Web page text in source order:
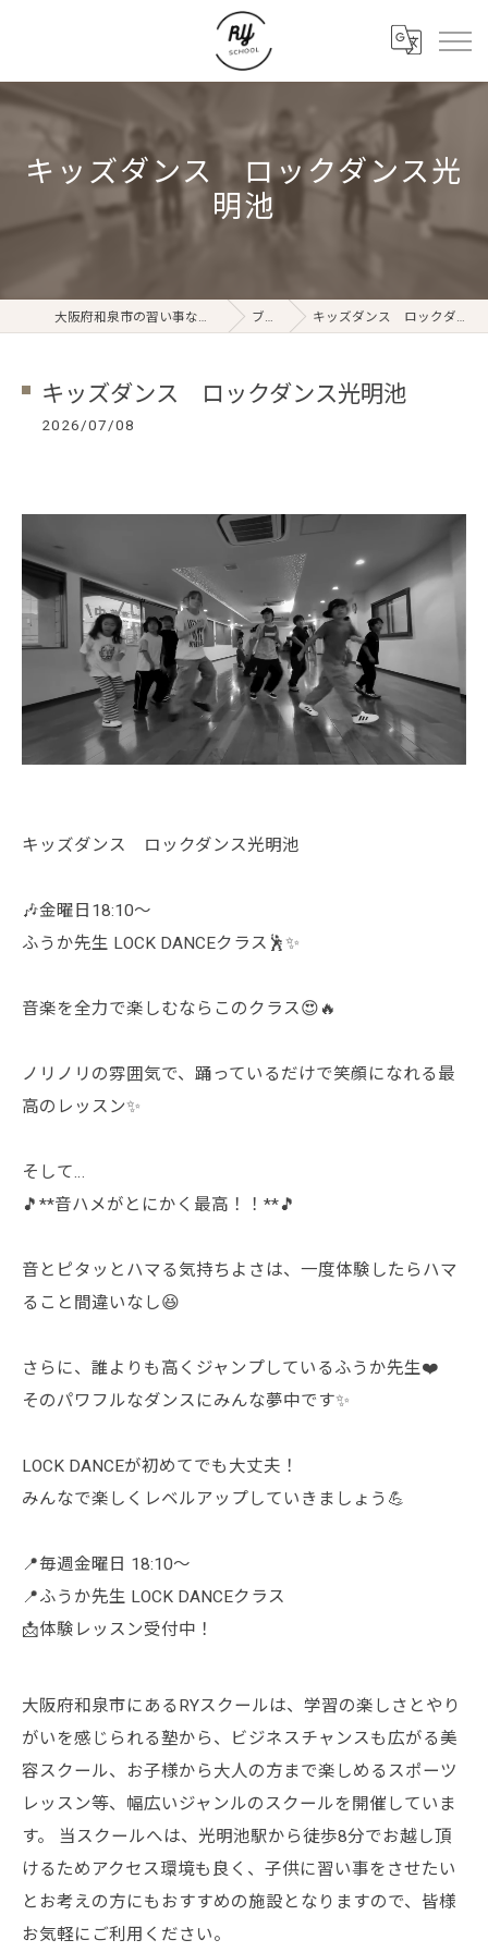
キッズダンス ロックダンス光
明池
大阪府和泉市の習い事ならRYスクール ブログ キッズダンス ロックダンス光明池
キッズダンス ロックダンス光明池
2026/07/08
キッズダンス ロックダンス光明池
🎶金曜日18:10〜
ふうか先生 LOCK DANCEクラス🕺✨
音楽を全力で楽しむならこのクラス😍🔥
ノリノリの雰囲気で、踊っているだけで笑顔になれる最
高のレッスン✨
そして…
🎵**音ハメがとにかく最高！！**🎵
音とピタッとハマる気持ちよさは、一度体験したらハマ
ること間違いなし😆
さらに、誰よりも高くジャンプしているふうか先生❤️
そのパワフルなダンスにみんな夢中です✨
LOCK DANCEが初めてでも大丈夫！
みんなで楽しくレベルアップしていきましょう💪
📍毎週金曜日 18:10〜
📍ふうか先生 LOCK DANCEクラス
📩体験レッスン受付中！
大阪府和泉市にあるRYスクールは、学習の楽しさとやり
がいを感じられる塾から、ビジネスチャンスも広がる美
容スクール、お子様から大人の方まで楽しめるスポーツ
レッスン等、幅広いジャンルのスクールを開催していま
す。 当スクールへは、光明池駅から徒歩8分でお越し頂
けるためアクセス環境も良く、子供に習い事をさせたい
とお考えの方にもおすすめの施設となりますので、皆様
お気軽にご利用ください。